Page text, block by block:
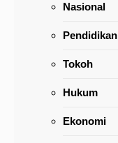
Nasional
Pendidikan
Tokoh
Hukum
Ekonomi